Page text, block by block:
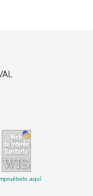
aquí